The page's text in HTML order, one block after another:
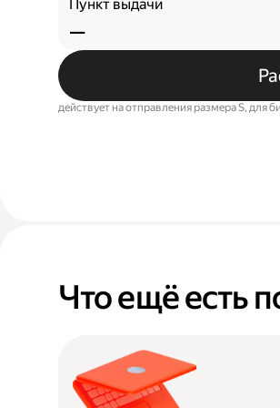
Пункт выдачи
—
действует на отправления размера S, для
Что ещё есть